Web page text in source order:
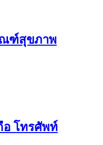
ฑ์สุขภาพ
โทรศัพท์